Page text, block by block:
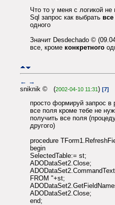
Что то у меня с логикой не
Sql запрос как выбрать все
одного
Значит Desdechado ©
все, кроме конкретного
← →
sniknik © (2002-04-10 11:31) [7]
просто формируй запрос в
все поля кроме тебе не
получить все поля
другого)
procedure
begin
SelectedTable:= st;
ADODataSet2.Close;
FROM "+st;
ADODataSet2.Close;
end;